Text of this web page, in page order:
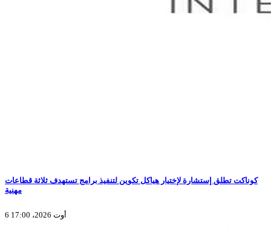
كوناكت تطلق إستشارة لإختيار هياكل تكوين لتنفيذ برامج تستهدف ثلاثة قطاعات
مهنية
6 أوت 2026، 17:00